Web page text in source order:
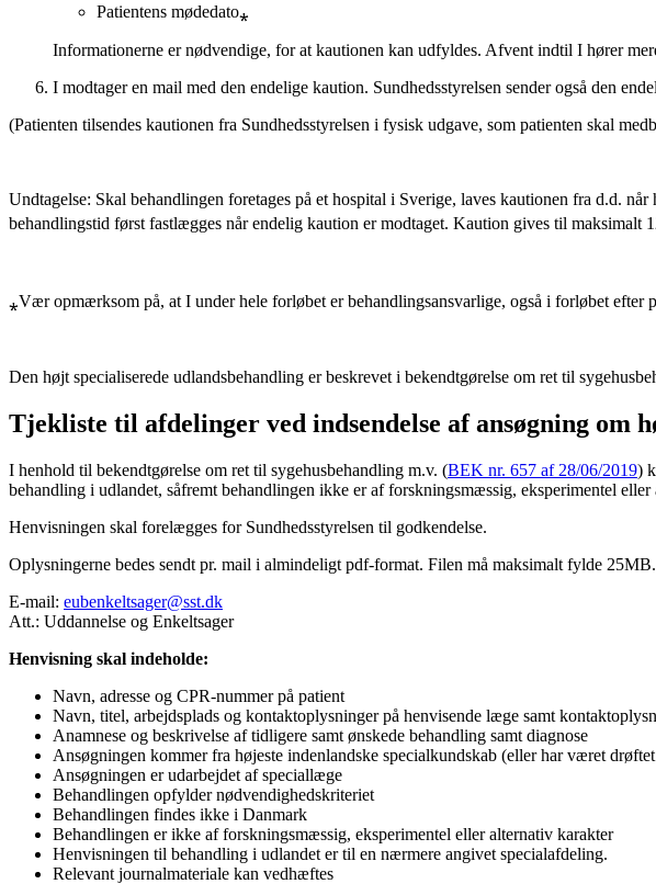
Patientens mødedato­⁎
Informationerne er nødvendige, for at kautionen kan udfyldes. Afvent indtil I hører
I modtager en mail med den endelige kaution. Sundhedsstyrelsen sender også den
(Patienten tilsendes kautionen fra Sundhedsstyrelsen i fysisk udgave, som patienten skal
Undtagelse: Skal behandlingen foretages på et hospital i Sverige, laves kautionen fra d.d.
behandlingstid først fastlægges når endelig kaution er modtaget. Kaution gives til maksimalt
⁎Vær opmærksom på, at I under hele forløbet er behandlingsansvarlige, også i forløbet efter
Den højt specialiserede udlandsbehandling er beskrevet i bekendtgørelse om ret til
Tjekliste til afdelinger ved indsendelse af ansøgning om
I henhold til bekendtgørelse om ret til sygehusbehandling m.v. (BEK nr. 657 af 28/06/2019)
behandling i udlandet, såfremt behandlingen ikke er af forskningsmæssig, eksperimentel
Henvisningen skal forelægges for Sundhedsstyrelsen til godkendelse.
Oplysningerne bedes sendt pr. mail i almindeligt pdf-format. Filen må maksimalt fylde 25MB.
E-mail: eubenkeltsager@sst.dk
Att.: Uddannelse og Enkeltsager
Henvisning skal indeholde:
Navn, adresse og CPR-nummer på patient
Navn, titel, arbejdsplads og kontaktoplysninger på henvisende læge samt
Anamnese og beskrivelse af tidligere samt ønskede behandling samt diagnose
Ansøgningen kommer fra højeste indenlandske specialkundskab (eller har været
Ansøgningen er udarbejdet af speciallæge
Behandlingen opfylder nødvendighedskriteriet
Behandlingen findes ikke i Danmark
Behandlingen er ikke af forskningsmæssig, eksperimentel eller alternativ karakter
Henvisningen til behandling i udlandet er til en nærmere angivet specialafdeling.
Relevant journalmateriale kan vedhæftes